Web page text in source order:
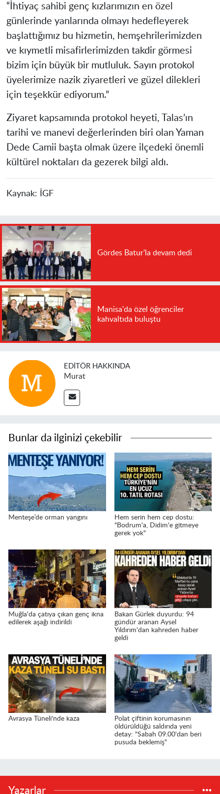
“İhtiyaç sahibi genç kızlarımızın en özel
günlerinde yanlarında olmayı hedefleyerek
başlattığımız bu hizmetin, hemşehrilerimizden
ve kıymetli misafirlerimizden takdir görmesi
bizim için büyük bir mutluluk. Sayın protokol
üyelerimize nazik ziyaretleri ve güzel dilekleri
için teşekkür ediyorum.”
Ziyaret kapsamında protokol heyeti, Talas’ın
tarihi ve manevi değerlerinden biri olan Yaman
Dede Camii başta olmak üzere ilçedeki önemli
kültürel noktaları da gezerek bilgi aldı.
Kaynak: İGF
Gördes Batur'la devam dedi
Manisa'da özel öğrenciler
kahvaltıda buluştu
EDITÖR HAKKINDA
Murat
Bunlar da ilginizi çekebilir
Menteşe’de orman yangını
Hem serin hem cep dostu:
"Bodrum'a, Didim'e gitmeye
gerek yok"
Muğla'da çatıya çıkan genç ikna
edilerek aşağı indirildi
Bakan Gürlek duyurdu: 94
gündür aranan Aysel
Yıldırım'dan kahreden haber
geldi
Avrasya Tüneli'nde kaza
Polat çiftinin korumasının
öldürüldüğü saldırıda yeni
detay: "Sabah 09.00'dan beri
pusuda beklemiş"
Yazarlar